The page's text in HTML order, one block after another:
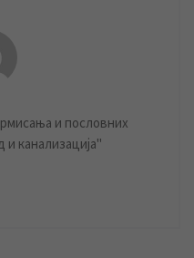
и пословних
канализација"